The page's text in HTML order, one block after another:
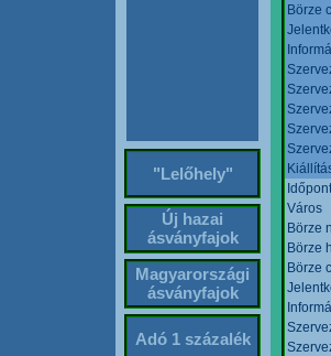
"Lelőhely"
Új hazai
ásványfajok
Magyarországi
ásványfajok
Adó 1 százalék
Börze
Város
Börze
Börze
Börze